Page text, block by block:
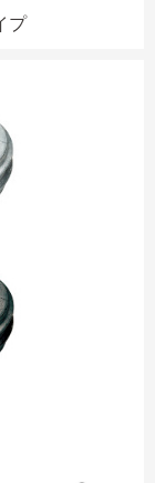
プ